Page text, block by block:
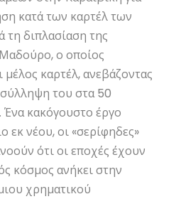
κατά των καρτέλ των
τη διπλασίαση της
Μαδούρο, ο οποίος
μέλος καρτέλ, ανεβάζοντας
σύλληψη του στα 50
Ένα κακόγουστο έργο
εκ νέου, οι «σερίφηδες»
ότι οι εποχές έχουν
κόσμος ανήκει στην
χρηματικού